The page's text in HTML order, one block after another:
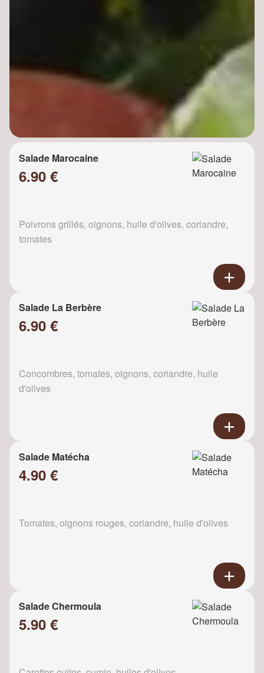
Salade Marocaine
6.90 €
Poivrons grillés, oignons, huile d'olives, coriandre,
tomates
Salade La Berbère
6.90 €
Concombres, tomates, oignons, coriandre, huile
d'olives
Salade Matécha
4.90 €
Tomates, oignons rouges, coriandre, huile d'olives
Salade Chermoula
5.90 €